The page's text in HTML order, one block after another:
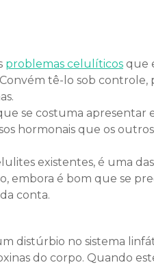
problemas celulíticos que
tê-lo sob controle,
se costuma apresentar
hormonais que os
existentes, é uma
embora é bom que se
conta.
distúrbio no sistema
do corpo. Quando